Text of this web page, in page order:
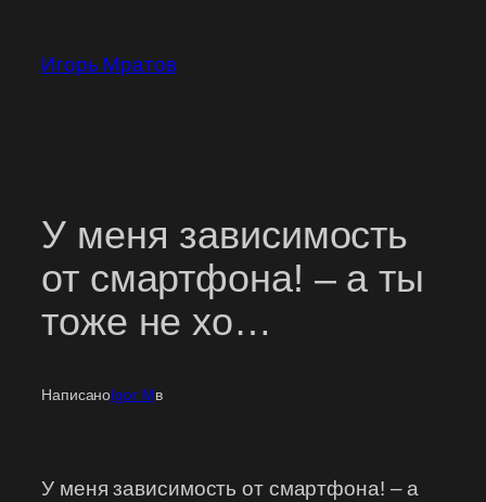
содержимому
Игорь Мратов
У меня зависимость
от смартфона! – а ты
тоже не хо…
НаписаноIgor Mв
У меня зависимость от смартфона! – а